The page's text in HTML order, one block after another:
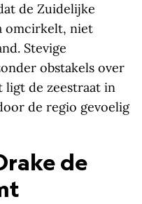
de Zuidelijke
omcirkelt, niet
Stevige
obstakels over
ligt de zeestraat in
de regio gevoelig
de